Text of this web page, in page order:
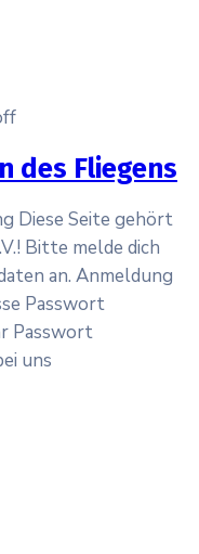
des Fliegens
Diese Seite gehört
Bitte melde dich
an. Anmeldung
Passwort
Passwort
uns